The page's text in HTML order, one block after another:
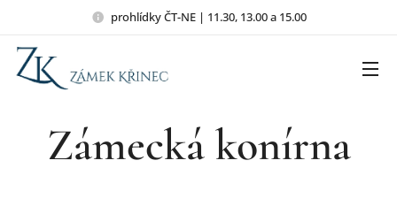
prohlídky ČT-NE | 11.30, 13.00 a 15.00
Zámecká konírna